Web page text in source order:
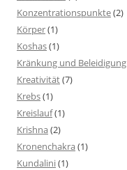
Konzentrationspunkte(2)
Körper(1)
Koshas(1)
Kränkung und Beleidigung
Kreativität(7)
Krebs(1)
Kreislauf(1)
Krishna(2)
Kronenchakra(1)
Kundalini(1)